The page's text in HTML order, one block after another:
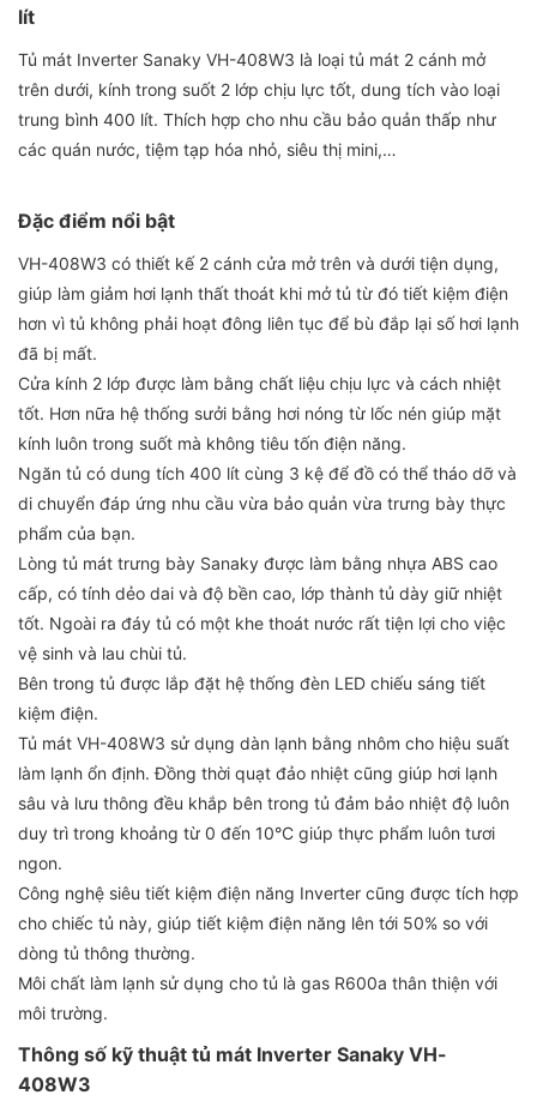
lít
Tủ mát Inverter Sanaky VH-408W3 là loại tủ mát 2 cánh mở
trên dưới, kính trong suốt 2 lớp chịu lực tốt, dung tích vào loại
trung bình 400 lít. Thích hợp cho nhu cầu bảo quản thấp như
các quán nước, tiệm tạp hóa nhỏ, siêu thị mini,…
Đặc điểm nổi bật
VH-408W3 có thiết kế 2 cánh cửa mở trên và dưới tiện dụng,
giúp làm giảm hơi lạnh thất thoát khi mở tủ từ đó tiết kiệm điện
hơn vì tủ không phải hoạt đông liên tục để bù đắp lại số hơi lạnh
đã bị mất.
Cửa kính 2 lớp được làm bằng chất liệu chịu lực và cách nhiệt
tốt. Hơn nữa hệ thống sưởi bằng hơi nóng từ lốc nén giúp mặt
kính luôn trong suốt mà không tiêu tốn điện năng.
Ngăn tủ có dung tích 400 lít cùng 3 kệ để đồ có thể tháo dỡ và
di chuyển đáp ứng nhu cầu vừa bảo quản vừa trưng bày thực
phẩm của bạn.
Lòng tủ mát trưng bày Sanaky được làm bằng nhựa ABS cao
cấp, có tính dẻo dai và độ bền cao, lớp thành tủ dày giữ nhiệt
tốt. Ngoài ra đáy tủ có một khe thoát nước rất tiện lợi cho việc
vệ sinh và lau chùi tủ.
Bên trong tủ được lắp đặt hệ thống đèn LED chiếu sáng tiết
kiệm điện.
Tủ mát VH-408W3 sử dụng dàn lạnh bằng nhôm cho hiệu suất
làm lạnh ổn định. Đồng thời quạt đảo nhiệt cũng giúp hơi lạnh
sâu và lưu thông đều khắp bên trong tủ đảm bảo nhiệt độ luôn
duy trì trong khoảng từ 0 đến 10°C giúp thực phẩm luôn tươi
ngon.
Công nghệ siêu tiết kiệm điện năng Inverter cũng được tích hợp
cho chiếc tủ này, giúp tiết kiệm điện năng lên tới 50% so với
dòng tủ thông thường.
Môi chất làm lạnh sử dụng cho tủ là gas R600a thân thiện với
môi trường.
Thông số kỹ thuật tủ mát Inverter Sanaky VH-
408W3